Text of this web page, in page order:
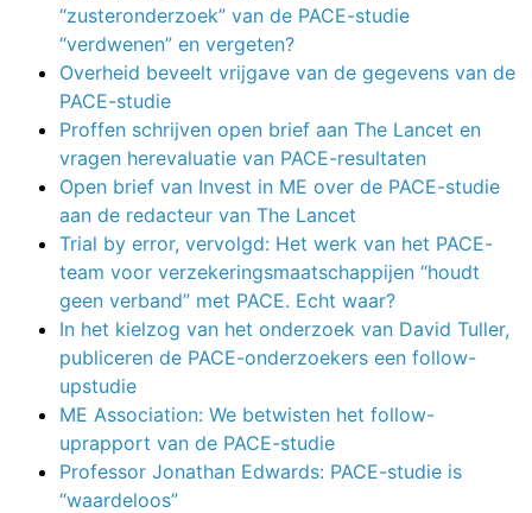
“zusteronderzoek” van de PACE-studie
“verdwenen” en vergeten?
Overheid beveelt vrijgave van de gegevens van de
PACE-studie
Proffen schrijven open brief aan The Lancet en
vragen herevaluatie van PACE-resultaten
Open brief van Invest in ME over de PACE-studie
aan de redacteur van The Lancet
Trial by error, vervolgd: Het werk van het PACE-
team voor verzekeringsmaatschappijen “houdt
geen verband” met PACE. Echt waar?
In het kielzog van het onderzoek van David Tuller,
publiceren de PACE-onderzoekers een follow-
upstudie
ME Association: We betwisten het follow-
uprapport van de PACE-studie
Professor Jonathan Edwards: PACE-studie is
“waardeloos”